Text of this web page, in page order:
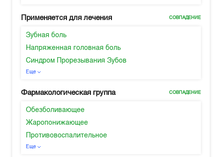
Применяется для лечения СОВПАДЕНИЕ
Зубная боль
Напряженная головная боль
Синдром Прорезывания Зубов
Еще
Фармакологическая группа СОВПАДЕНИЕ
Обезболивающее
Жаропонижающее
Противовоспалительное
Еще